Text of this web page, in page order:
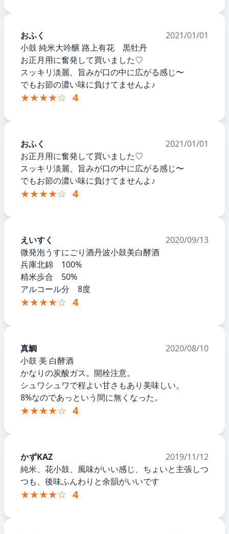
おふく
2021/01/01
小鼓 純米大吟醸 路上有花 黒牡丹
お正月用に奮発して買いました♡
スッキリ淡麗、旨みが口の中に広がる感じ〜
でもお節の濃い味に負けてませんよ♪
★★★★☆ 4
おふく
2021/01/01
お正月用に奮発して買いました♡
スッキリ淡麗、旨みが口の中に広がる感じ〜
でもお節の濃い味に負けてませんよ♪
★★★★☆ 4
えいすく
2020/09/13
微発泡うすにごり酒丹波小鼓美白酵酒
兵庫北錦 100%
精米歩合 50%
アルコール分 8度
★★★★☆ 4
真鯛
2020/08/10
小鼓 美 白酵酒
かなりの炭酸ガス。開栓注意。
シュワシュワで程よい甘さもあり美味しい。
8%なのであっという間に無くなった。
★★★★☆ 4
かずKAZ
2019/11/12
純米、花小鼓、風味がいい感じ、ちょいと主張しつ
つも、後味ふんわりと余韻がいいです
★★★★☆ 4